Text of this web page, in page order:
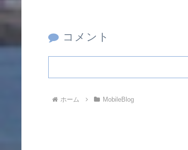
コメント
ホーム MobileBlog